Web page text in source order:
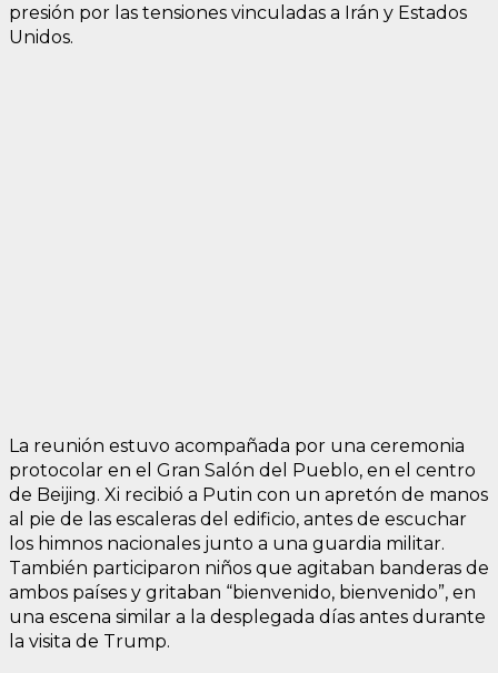
presión por las tensiones vinculadas a Irán y Estados
Unidos.
La reunión estuvo acompañada por una ceremonia
protocolar en el Gran Salón del Pueblo, en el centro
de Beijing. Xi recibió a Putin con un apretón de manos
al pie de las escaleras del edificio, antes de escuchar
los himnos nacionales junto a una guardia militar.
También participaron niños que agitaban banderas de
ambos países y gritaban “bienvenido, bienvenido”, en
una escena similar a la desplegada días antes durante
la visita de Trump.